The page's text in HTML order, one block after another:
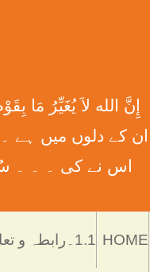
اس نے کی ۔ ۔ ۔
HOME 1.1۔رابطہ و تعارف